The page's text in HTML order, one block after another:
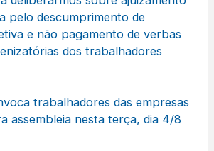
pelo descumprimento de
e não pagamento de verbas
dos trabalhadores
trabalhadores das empresas
assembleia nesta terça, dia 4/8